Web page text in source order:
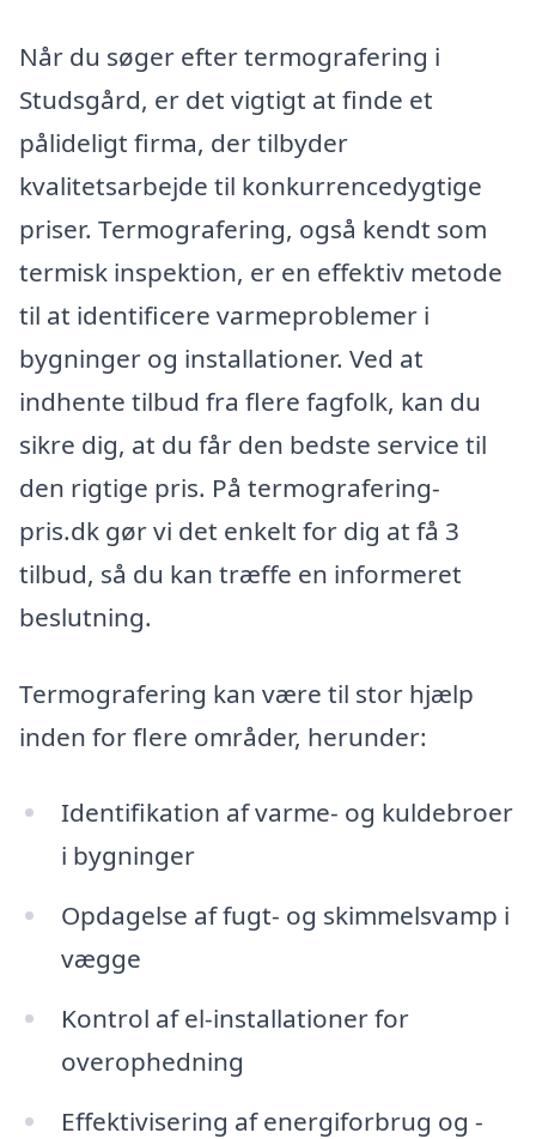
Når du søger efter termografering i
Studsgård, er det vigtigt at finde et
pålideligt firma, der tilbyder
kvalitetsarbejde til konkurrencedygtige
priser. Termografering, også kendt som
termisk inspektion, er en effektiv metode
til at identificere varmeproblemer i
bygninger og installationer. Ved at
indhente tilbud fra flere fagfolk, kan du
sikre dig, at du får den bedste service til
den rigtige pris. På termografering-
pris.dk gør vi det enkelt for dig at få 3
tilbud, så du kan træffe en informeret
beslutning.
Termografering kan være til stor hjælp
inden for flere områder, herunder:
Identifikation af varme- og kuldebroer
i bygninger
Opdagelse af fugt- og skimmelsvamp i
vægge
Kontrol af el-installationer for
overophedning
Effektivisering af energiforbrug og -